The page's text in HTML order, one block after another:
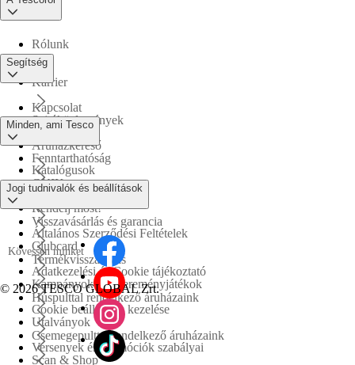
Rólunk
Karrier
Sajtóközlemények
Fenntarthatóság
Tesco PLC
Segítség
Kapcsolat
Áruházkereső
GYIK
Visszavásárlás és garancia
Termékvisszahívás
Húspulttal rendelkező áruházaink
Csemegepulttal rendelkező áruházaink
Minden, ami Tesco
Katalógusok
Rendelj most!
Clubcard
Kampányok és nyereményjátékok
Utalványok
Scan & Shop
Jogi tudnivalók és beállítások
Általános Szerződési Feltételek
Adatkezelési és Cookie tájékoztató
Cookie beállítások kezelése
Versenyek és promóciók szabályai
Kövessen minket
© 2026 TESCO GLOBAL Zrt.